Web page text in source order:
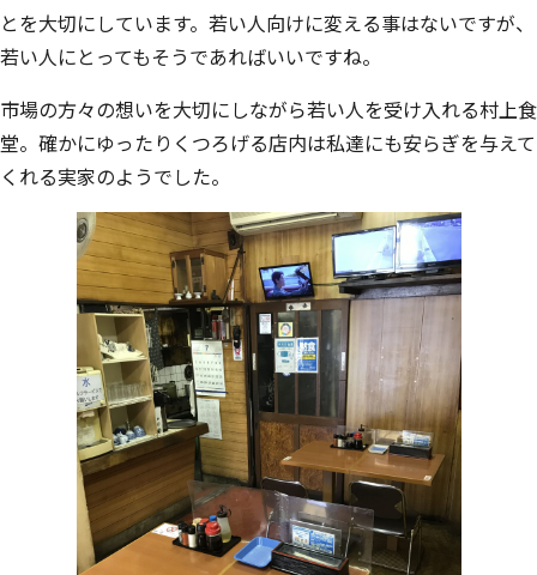
とを大切にしています。若い人向けに変える事はないですが、
若い人にとってもそうであればいいですね。
市場の方々の想いを大切にしながら若い人を受け入れる村上食
堂。確かにゆったりくつろげる店内は私達にも安らぎを与えて
くれる実家のようでした。